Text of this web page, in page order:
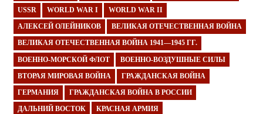
USSR WORLD WAR I WORLD WAR II
АЛЕКСЕЙ ОЛЕЙНИКОВ ВЕЛИКАЯ ОТЕЧЕСТВЕННАЯ ВОЙНА
ВЕЛИКАЯ ОТЕЧЕСТВЕННАЯ ВОЙНА 1941—1945 ГГ.
ВОЕННО-МОРСКОЙ ФЛОТ ВОЕННО-ВОЗДУШНЫЕ СИЛЫ
ВТОРАЯ МИРОВАЯ ВОЙНА ГРАЖДАНСКАЯ ВОЙНА
ГЕРМАНИЯ ГРАЖДАНСКАЯ ВОЙНА В РОССИИ
ДАЛЬНИЙ ВОСТОК КРАСНАЯ АРМИЯ